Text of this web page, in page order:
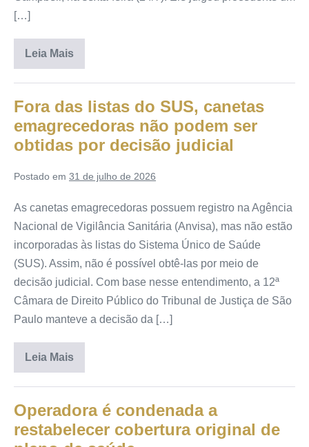
[…]
Leia Mais
Fora das listas do SUS, canetas
emagrecedoras não podem ser
obtidas por decisão judicial
Postado em 31 de julho de 2026
As canetas emagrecedoras possuem registro na Agência
Nacional de Vigilância Sanitária (Anvisa), mas não estão
incorporadas às listas do Sistema Único de Saúde
(SUS). Assim, não é possível obtê-las por meio de
decisão judicial. Com base nesse entendimento, a 12ª
Câmara de Direito Público do Tribunal de Justiça de São
Paulo manteve a decisão da […]
Leia Mais
Operadora é condenada a
restabelecer cobertura original de